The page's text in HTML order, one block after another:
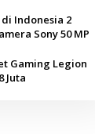
Indonesia 2
Sony 50 MP
Gaming Legion
Juta